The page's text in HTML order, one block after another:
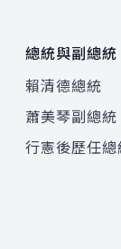
總統與副總統
賴清德總統
蕭美琴副總統
行憲後歷任